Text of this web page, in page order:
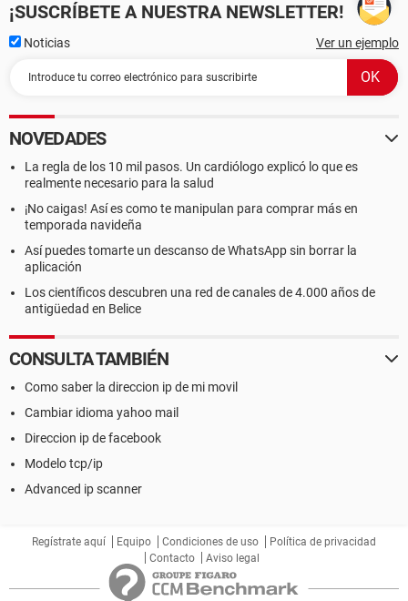
¡SUSCRÍBETE A NUESTRA NEWSLETTER!
Noticias Ver un ejemplo
NOVEDADES
La regla de los 10 mil pasos. Un cardiólogo explicó lo que es
realmente necesario para la salud
¡No caigas! Así es como te manipulan para comprar más en
temporada navideña
Así puedes tomarte un descanso de WhatsApp sin borrar la
aplicación
Los científicos descubren una red de canales de 4.000 años de
antigüedad en Belice
CONSULTA TAMBIÉN
Como saber la direccion ip de mi movil
Cambiar idioma yahoo mail
Direccion ip de facebook
Modelo tcp/ip
Advanced ip scanner
Regístrate aquí Equipo Condiciones de uso
Política de privacidad
Contacto
Aviso legal